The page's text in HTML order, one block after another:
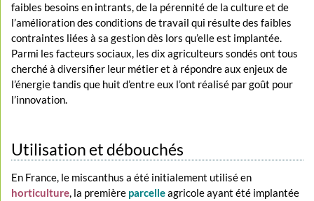
faibles besoins en intrants, de la pérennité de la culture et de
l’amélioration des conditions de travail qui résulte des faibles
contraintes liées à sa gestion dès lors qu’elle est implantée.
Parmi les facteurs sociaux, les dix agriculteurs sondés ont tous
cherché à diversifier leur métier et à répondre aux enjeux de
l’énergie tandis que huit d’entre eux l’ont réalisé par goût pour
l’innovation.
Utilisation et débouchés
En France, le miscanthus a été initialement utilisé en
horticulture, la première parcelleagricole ayant été implantée